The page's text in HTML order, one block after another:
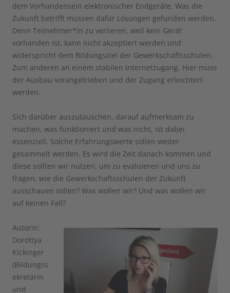
dem Vorhandensein elektronischer Endgeräte. Was die
Zukunft betrifft müssen dafür Lösungen gefunden werden.
Denn Teilnehmer*in zu verlieren, weil kein Gerät
vorhanden ist, kann nicht akzeptiert werden und
widerspricht dem Bildungsziel der Gewerkschaftsschulen.
Zum anderen an einem stabilen Internetzugang. Hier muss
der Ausbau vorangetrieben und der Zugang erleichtert
werden.
Sich darüber auszutauschen, darauf aufmerksam zu
machen, was funktioniert und was nicht, ist dabei
essenziell. Solche Erfahrungswerte sollen weiter
gesammelt werden. Es wird die Zeit danach kommen und
diese sollten wir nutzen, um zu evaluieren und uns zu
fragen, wie die Gewerkschaftsschulen der Zukunft
ausschauen sollen? Was wollen wir? Und was wollen wir
auf keinen Fall?
Autorin:
Dorottya
Kickinger
(Bildungss
ekretärin
und